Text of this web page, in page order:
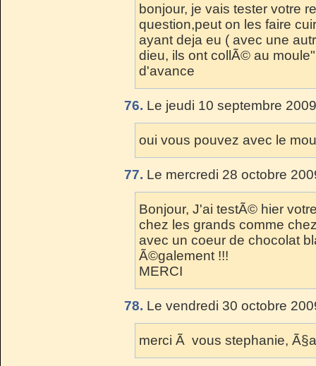
bonjour, je vais tester votre
question,peut on les faire
ayant deja eu ( avec une
dieu, ils ont collÃ© au
d'avance
76. Le jeudi 10 septembre
oui vous pouvez avec le
77. Le mercredi 28 octobre
Bonjour, J'ai testÃ© hier
chez les grands comme
avec un coeur de chocolat
Ã©galement !!!
MERCI
78. Le vendredi 30 octobre
merci Ã vous stephanie,